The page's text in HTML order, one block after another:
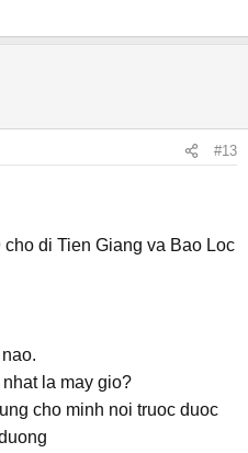
#13
di Tien Giang va Bao Loc
la may gio?
cho minh noi truoc duoc